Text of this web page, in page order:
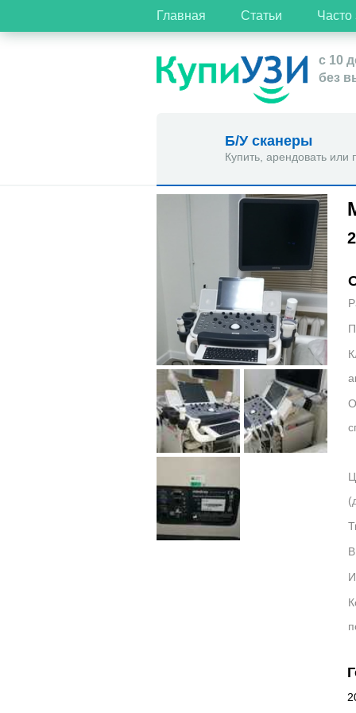
Главная Статьи
с 10
без
Б/У сканеры
Купить, арендовать или